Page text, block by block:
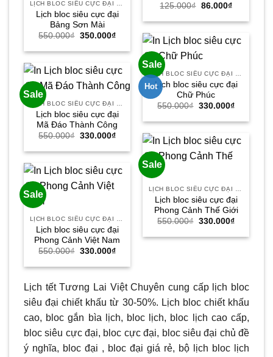
Lịch bloc siêu cực đại
Bảng Sơn Mài
550.000₫ Giá
là:
350.000₫Giá
tại
350.000₫.
125.000₫ Giá
là:
86.000₫Giá
tại
86.000₫.
Sale
HotLịch bloc siêu cực đại
Chữ Phúc
550.000₫ Giá
là:
330.000₫Giá
tại
330.000₫.
Sale
Lịch bloc siêu cực đại
Mã Đáo Thành Công
550.000₫ Giá
là:
330.000₫Giá
tại
330.000₫.
Sale
Lịch bloc siêu cực đại
Phong Cảnh Thế Giới
550.000₫ Giá
là:
330.000₫Giá
tại
Sale
Lịch bloc siêu cực đại
Phong Cảnh Việt Nam
550.000₫ Giá
là:
330.000₫Giá
tại
330.000₫.
Lịch tết Tương Lai Việt Chuyên cung cấp lịch bloc
siêu đại chiết khấu từ 30-50%. Lịch bloc chiết khấu
cao, bloc gắn bìa lịch, bloc lịch, bloc lịch cao cấp,
bloc siêu cực đại, bloc cực đại, bloc siêu đại chủ đề
ý nghĩa, bloc đại , bloc đại giá rẻ, bộ lịch bloc lịch